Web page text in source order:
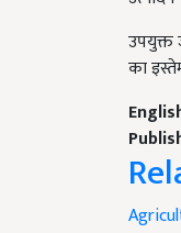
का